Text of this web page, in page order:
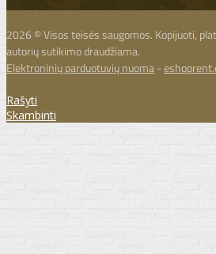
2026 © Visos teisės saugomos. Kopijuoti,
autorių sutikimo draudžiama.
Elektroninių parduotuvių nuoma-
Rašyti
Skambinti